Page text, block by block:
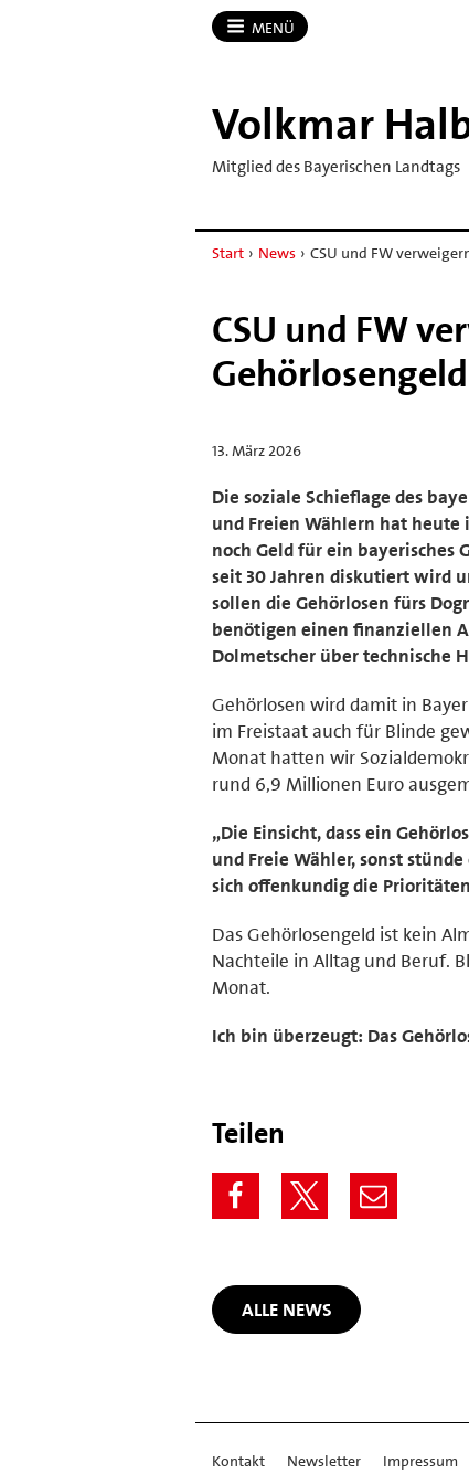
MENÜ
Volkmar
Mitglied des Bayerischen Landtags
Start › News › CSU und FW
CSU und FW
13. März 2026
Die soziale Schieflage des
und Freien Wählern hat heute
noch Geld für ein bayerisches
seit 30 Jahren diskutiert wird
sollen die Gehörlosen fürs
benötigen einen finanziellen
Dolmetscher über technische
Gehörlosen wird damit in
im Freistaat auch für Blinde
Monat hatten wir
rund 6,9 Millionen Euro
„Die Einsicht, dass ein
und Freie Wähler, sonst
sich offenkundig die
Das Gehörlosengeld ist kein
Nachteile in Alltag und Beruf.
Monat.
Ich bin überzeugt: Das
Teilen
ALLE NEWS
Kontakt Newsletter Impressum